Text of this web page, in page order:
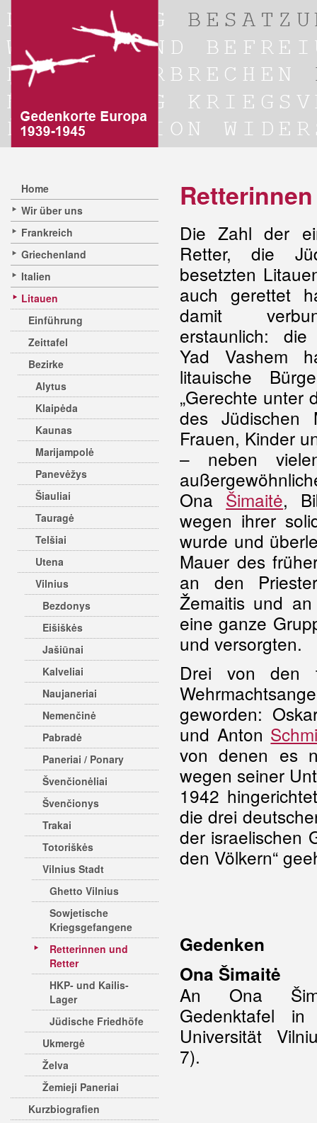
Home
Wir über uns
Frankreich
Griechenland
Italien
Litauen
Einführung
Zeittafel
Bezirke
Alytus
Klaipėda
Kaunas
Marijampolė
Panevėžys
Šiauliai
Tauragė
Telšiai
Utena
Vilnius
Bezdonys
Eišiškės
Jašiūnai
Kalveliai
Naujaneriai
Nemenčinė
Pabradė
Paneriai / Ponary
Švenčionėliai
Švenčionys
Trakai
Totoriškės
Vilnius Stadt
Ghetto Vilnius
Sowjetische
Kriegsgefangene
Retterinnen und
Retter
HKP- und Kailis-
Lager
Jüdische Friedhöfe
Ukmergė
Želva
Žemieji Paneriai
Kurzbiografien
Die Zahl der
Retter, die
besetzten
auch gerettet
damit
erstaunlich: die
Yad Vashem
litauische
„Gerechte unter
des Jüdischen
Frauen, Kinder
– neben
Ona Šimaitė,
wegen ihrer
wurde und
Mauer des
an den
Žemaitis und
eine ganze
und versorgten.
Drei von den
geworden:
und Anton
von denen es
wegen seiner
1942
die drei
der israelischen
den Völkern“
Gedenken
Ona Šimaitė
An Ona
Gedenktafel
Universität
7).